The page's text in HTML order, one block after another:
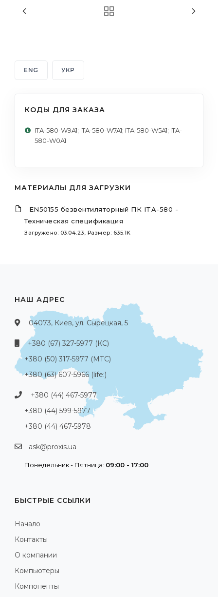
ENG УКР
КОДЫ ДЛЯ ЗАКАЗА
ITA-580-W9A1; ITA-580-W7A1; ITA-580-W5A1; ITA-
580-W0A1
МАТЕРИАЛЫ ДЛЯ ЗАГРУЗКИ
EN50155 безвентиляторный ПК ITA-580 -
Техническая спецификация
Загружено: 03.04.23, Размер: 635.1K
НАШ АДРЕС
04073, Киев, ул. Сырецкая, 5
+380 (67) 327-5977 (КС)
+380 (50) 317-5977 (МТС)
+380 (63) 607-5966 (life:)
+380 (44) 467-5977
+380 (44) 599-5977
+380 (44) 467-5978
ask@proxis.ua
Понедельник - Пятница: 09:00 - 17:00
БЫСТРЫЕ ССЫЛКИ
Начало
Контакты
О компании
Компьютеры
Компоненты